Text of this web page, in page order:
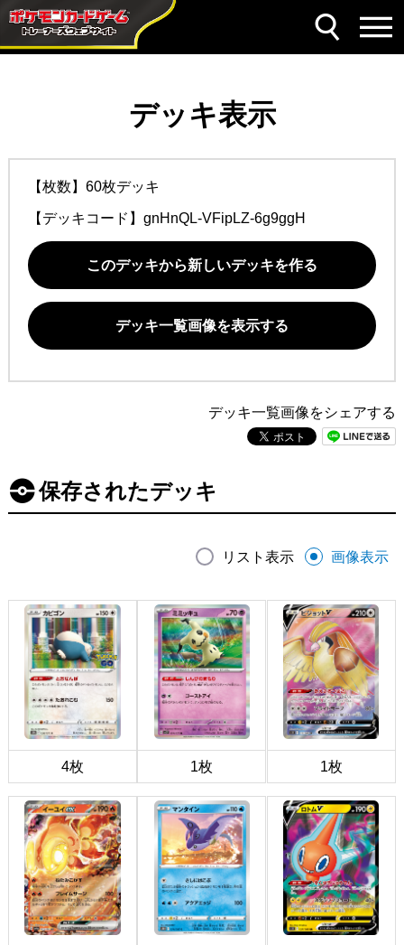
デッキ表示
【枚数】60枚デッキ
【デッキコード】 gnHnQL-VFipLZ-6g9ggH
このデッキから新しいデッキを作る
デッキ一覧画像を表示する
デッキ一覧画像をシェアする
保存されたデッキ
リスト表示 画像表示
4枚 1枚 1枚